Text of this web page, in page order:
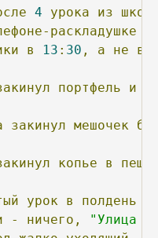
4 урока из
раскладушке
в 13 : 30 , а не
портфель и
закинул мешочек
копье в
урок в полдень
- ничего,
"Улица